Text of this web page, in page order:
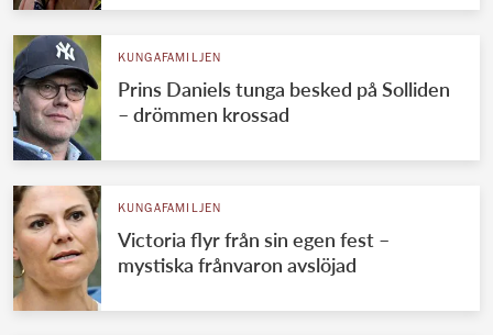
KUNGAFAMILJEN
Prins Daniels tunga besked på Solliden
– drömmen krossad
KUNGAFAMILJEN
Victoria flyr från sin egen fest –
mystiska frånvaron avslöjad